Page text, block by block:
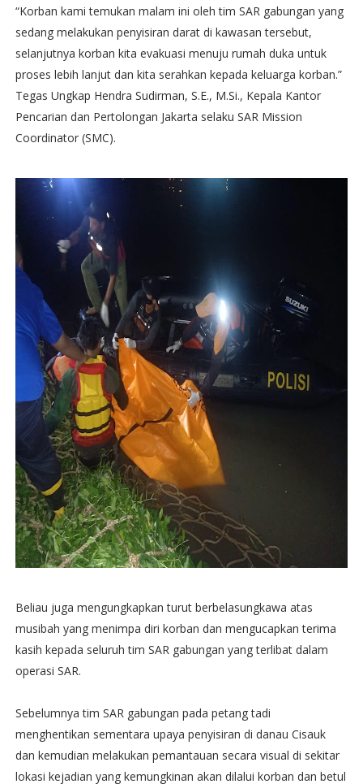
“Korban kami temukan malam ini oleh tim SAR gabungan yang
sedang melakukan penyisiran darat di kawasan tersebut,
selanjutnya korban kita evakuasi menuju rumah duka untuk
proses lebih lanjut dan kita serahkan kepada keluarga korban.”
Tegas Ungkap Hendra Sudirman, S.E., M.Si., Kepala Kantor
Pencarian dan Pertolongan Jakarta selaku SAR Mission
Coordinator (SMC).
Beliau juga mengungkapkan turut berbelasungkawa atas
musibah yang menimpa diri korban dan mengucapkan terima
kasih kepada seluruh tim SAR gabungan yang terlibat dalam
operasi SAR.
Sebelumnya tim SAR gabungan pada petang tadi
menghentikan sementara upaya penyisiran di danau Cisauk
dan kemudian melakukan pemantauan secara visual di sekitar
lokasi kejadian yang kemungkinan akan dilalui korban dan betul